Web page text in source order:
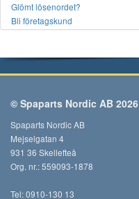
Glömt lösenordet?
Bli företagskund
© Spaparts Nordic AB 2026
Spaparts Nordic AB
Mejselgatan 4
931 36 Skellefteå
Org. nr.: 559093-1878
Tel: 0910-130 13